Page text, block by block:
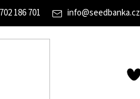
info@seedbanka.cz
702 186 701